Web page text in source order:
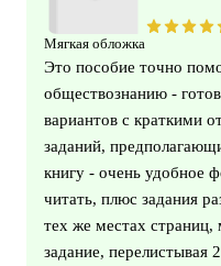
Мягкая обложка
Это пособие точно
обществознанию -
вариантов с краткими
заданий,
книгу - очень удобное
читать, плюс задания
тех же местах
задание, перелистывая